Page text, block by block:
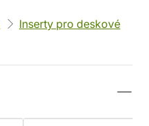
Inserty pro deskové